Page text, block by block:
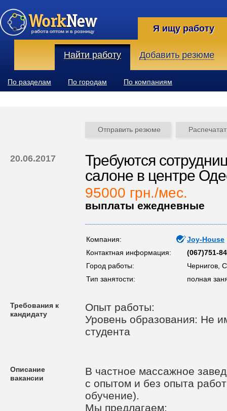
Я ищу работу
Найти работу Добавить резюме
По разделам По городам По компаниям
Отправить резюме
20.06.2017
Требуются
салоне в центре
95000 грн./мес.
выплаты ежедневные
Компания:
Joy-House
Контактная информация:
(067)751-
Город работы:
Чернигов,
Тип занятости:
полная
Требования к
кандидату
Опыт работы:
Уровень образования: Не
студента
Описание
вакансии
В частное массажное
с опытом и без опыта
обучение).
Мы предлагаем: